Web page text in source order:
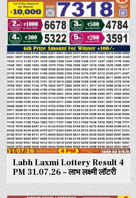
Labh Laxmi Lottery Result 4
PM 31.07.26 – लाभ लक्ष्मी लॉटरी